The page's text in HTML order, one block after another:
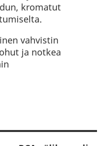
kromatut
vahvistin
ja notkea